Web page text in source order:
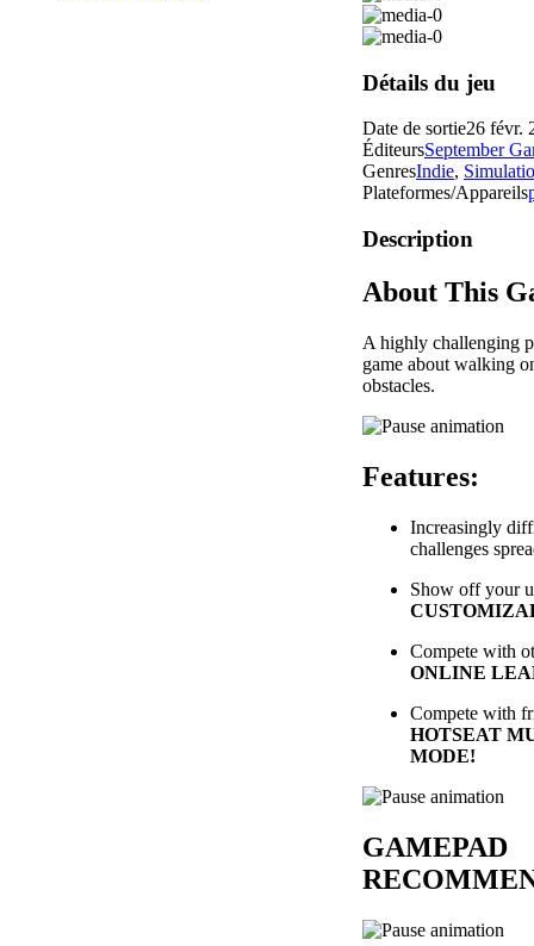
Détails du jeu
Date de sortie26 févr.
ÉditeursSeptember
GenresIndie,
Plateformes/Appareils
Description
About This
A highly challenging
game about walking
obstacles.
Features:
Increasingly
challenges
Show off your
Compete with
ONLINE
Compete with
HOTSEAT
MODE!
GAMEPAD